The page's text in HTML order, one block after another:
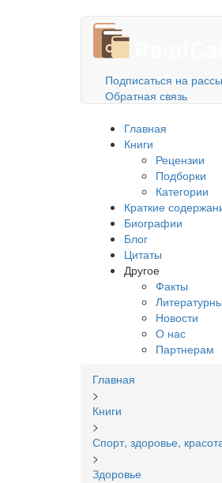
Подписаться на
Обратная связь
Главная
Книги
Рецензии
Подборки
Категории
Краткие
Биографии
Блог
Цитаты
Другое
Факты
Новости
О нас
Партнерам
Вы
здесь
Главная
>
Книги
>
Спорт, здоровье,
>
Здоровье